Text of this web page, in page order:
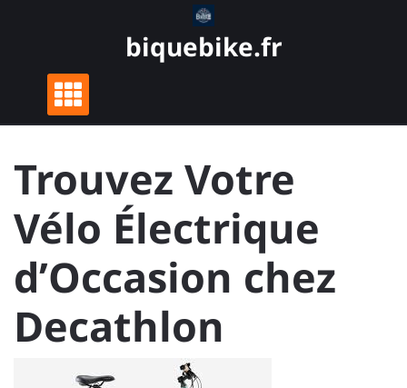
biquebike.fr
Trouvez Votre
Vélo Électrique
d’Occasion chez
Decathlon